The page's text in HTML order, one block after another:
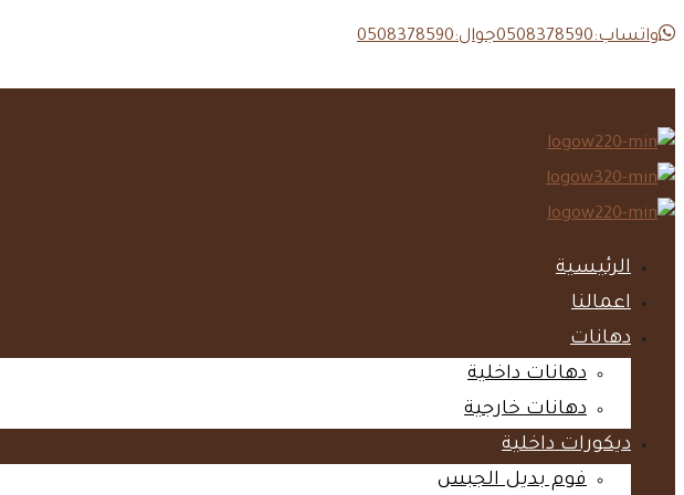
واتساب:0508378590 جوال:0508378590
الرئيسية‎
اعمالنا‎
دهانات‎
دهانات داخلية‎
دهانات خارجية‎
ديكورات داخلية‎
فوم بديل الجبس‎